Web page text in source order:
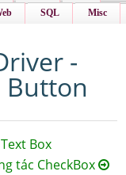
SQL Misc
-
Button
Box
tác CheckBox